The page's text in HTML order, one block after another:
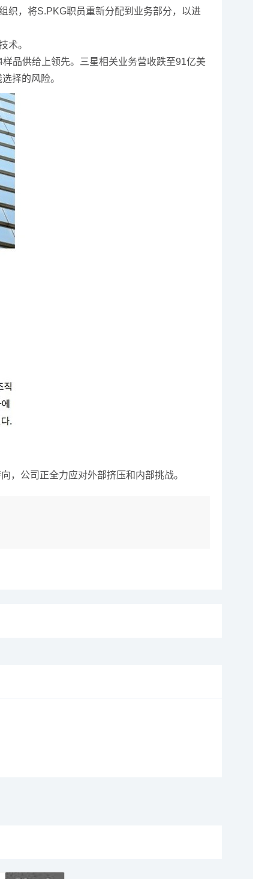
，将S.PKG职员重新分配到业务部分，以进
术。
品供给上领先。三星相关业务营收跌至91亿美
择的风险。
公司正全力应对外部挤压和内部挑战。